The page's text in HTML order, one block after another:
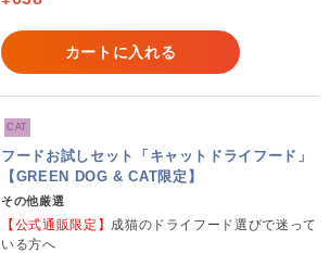
カートに入れる
CAT
フードお試しセット「キャットドライフード」
【GREEN DOG & CAT限定】
その他厳選
【公式通販限定】 成猫のドライフード選びで迷って
いる方へ